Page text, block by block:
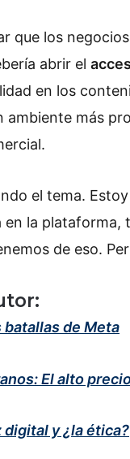
que los
abrir el
en los
ambiente más
el tema.
en la plataforma,
de eso.
batallas de Meta
El alto
digital y ¿la ética?